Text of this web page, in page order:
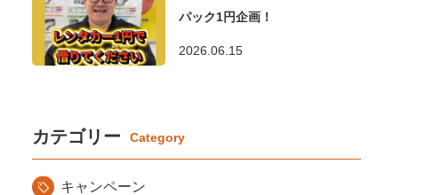
パック1円企画！
2026.06.15
カテゴリー
キャンペーン